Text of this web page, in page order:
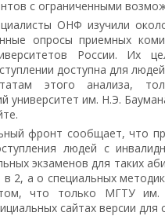
с ограниченными
ОНФ изучили
опросы приемных
России. Их
доступна для
этого анализа,
университет им. Н.Э.
фронт сообщает, что
людей с
экзаменов для таких
2, а о специальных
что только МГТУ им.
сайтах версии